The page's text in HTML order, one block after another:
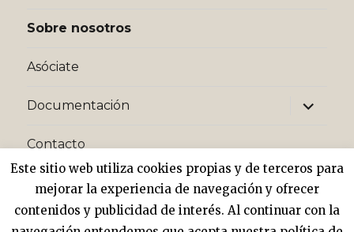
Sobre nosotros
Asóciate
Documentación
expande
Contacto
Privacidad y cookies
expande
el
menú
inferior
Este sitio web utiliza cookies propias y de terceros para
mejorar la experiencia de navegación y ofrecer
contenidos y publicidad de interés. Al continuar con la